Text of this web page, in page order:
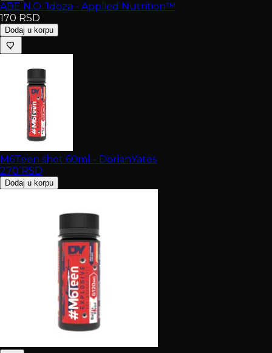
ABE N.O. 1doza - Applied Nutrition™
170 RSD
Dodaj u korpu
M6Teen shot 60ml - DorianYates
270 RSD
Dodaj u korpu